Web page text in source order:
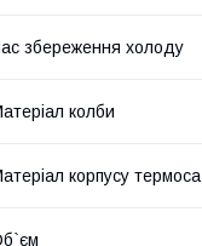
збереження холоду
колби
корпусу термоса